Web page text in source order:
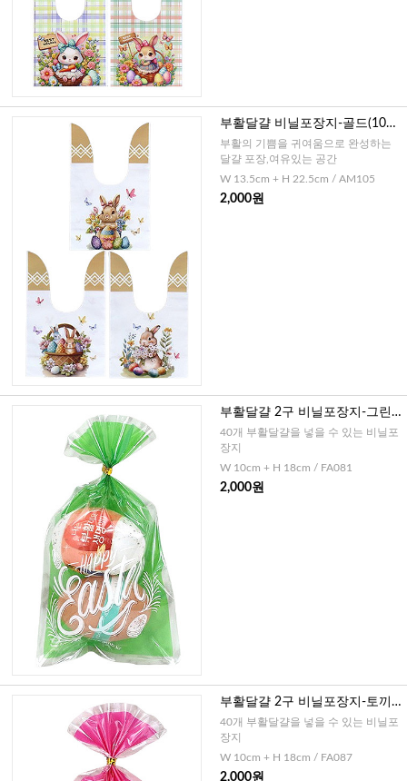
부활달걀 비닐포장지-골드(10
매),달걀+기타
부활의 기쁨을 귀여움으로 완성하는
달걀 포장,여유있는 공간
W 13.5cm + H 22.5cm / AM105
2,000원
부활달걀 2구 비닐포장지-그린(2
0매)
40개 부활달걀을 넣을 수 있는 비닐포
장지
W 10cm + H 18cm / FA081
2,000원
부활달걀 2구 비닐포장지-토끼
핑크(20매)
40개 부활달걀을 넣을 수 있는 비닐포
장지
W 10cm + H 18cm / FA087
2,000원